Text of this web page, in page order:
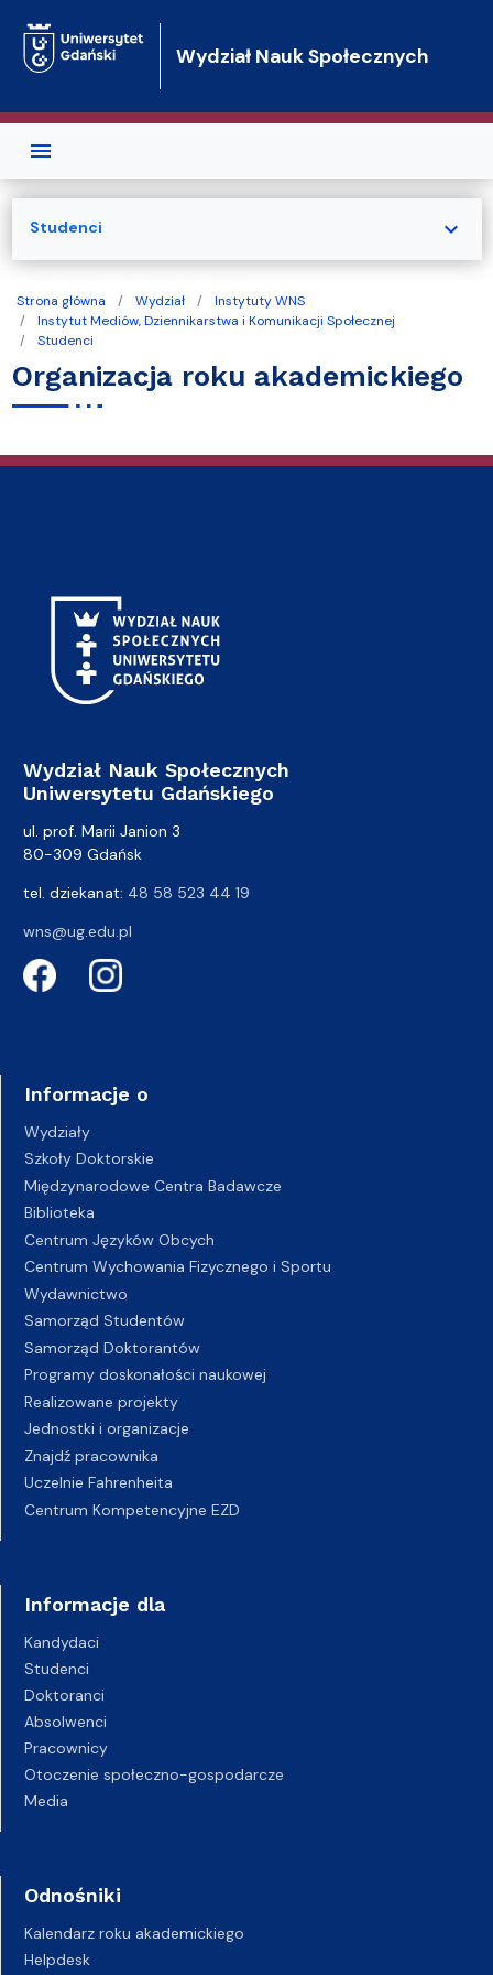
Wydział Nauk Społecznych
Strona główna Wydział
Instytuty WNS
Instytut Mediów, Dziennikarstwa i Komunikacji Społecznej
Studenci
Organizacja roku akademickiego
Studenci expand_more
Wydział Nauk Społecznych
Uniwersytetu Gdańskiego
ul. prof. Marii Janion 3
80-309 Gdańsk
tel. dziekanat: 48 58 523 44 19
wns@ug.edu.pl
Informacje o
Wydziały
Szkoły Doktorskie
Międzynarodowe Centra Badawcze
Biblioteka
Centrum Języków Obcych
Centrum Wychowania Fizycznego i Sportu
Wydawnictwo
Samorząd Studentów
Samorząd Doktorantów
Programy doskonałości naukowej
Realizowane projekty
Jednostki i organizacje
Znajdź pracownika
Uczelnie Fahrenheita
Centrum Kompetencyjne EZD
Informacje dla
Kandydaci
Studenci
Doktoranci
Absolwenci
Pracownicy
Otoczenie społeczno-gospodarcze
Media
Odnośniki
Kalendarz roku akademickiego
Helpdesk